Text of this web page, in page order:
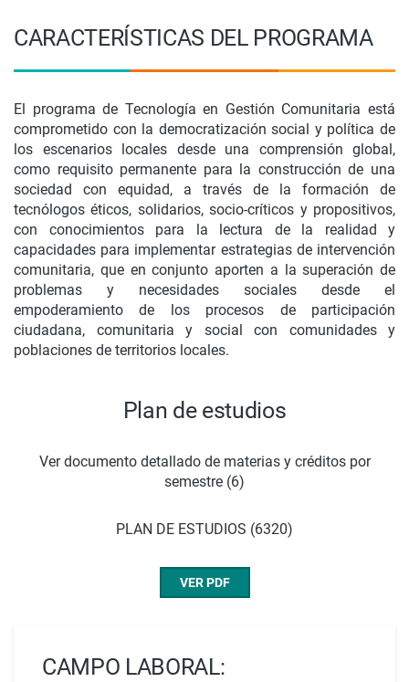
CARACTERÍSTICAS DEL PROGRAMA
El programa de Tecnología en Gestión Comunitaria está
comprometido con la democratización social y política de
los escenarios locales desde una comprensión global,
como requisito permanente para la construcción de una
sociedad con equidad, a través de la formación de
tecnólogos éticos, solidarios, socio-críticos y propositivos,
con conocimientos para la lectura de la realidad y
capacidades para implementar estrategias de intervención
comunitaria, que en conjunto aporten a la superación de
problemas y necesidades sociales desde el
empoderamiento de los procesos de participación
ciudadana, comunitaria y social con comunidades y
poblaciones de territorios locales.
Plan de estudios
Ver documento detallado de materias y créditos por
semestre (6)
PLAN DE ESTUDIOS (6320)
VER PDF
CAMPO LABORAL: